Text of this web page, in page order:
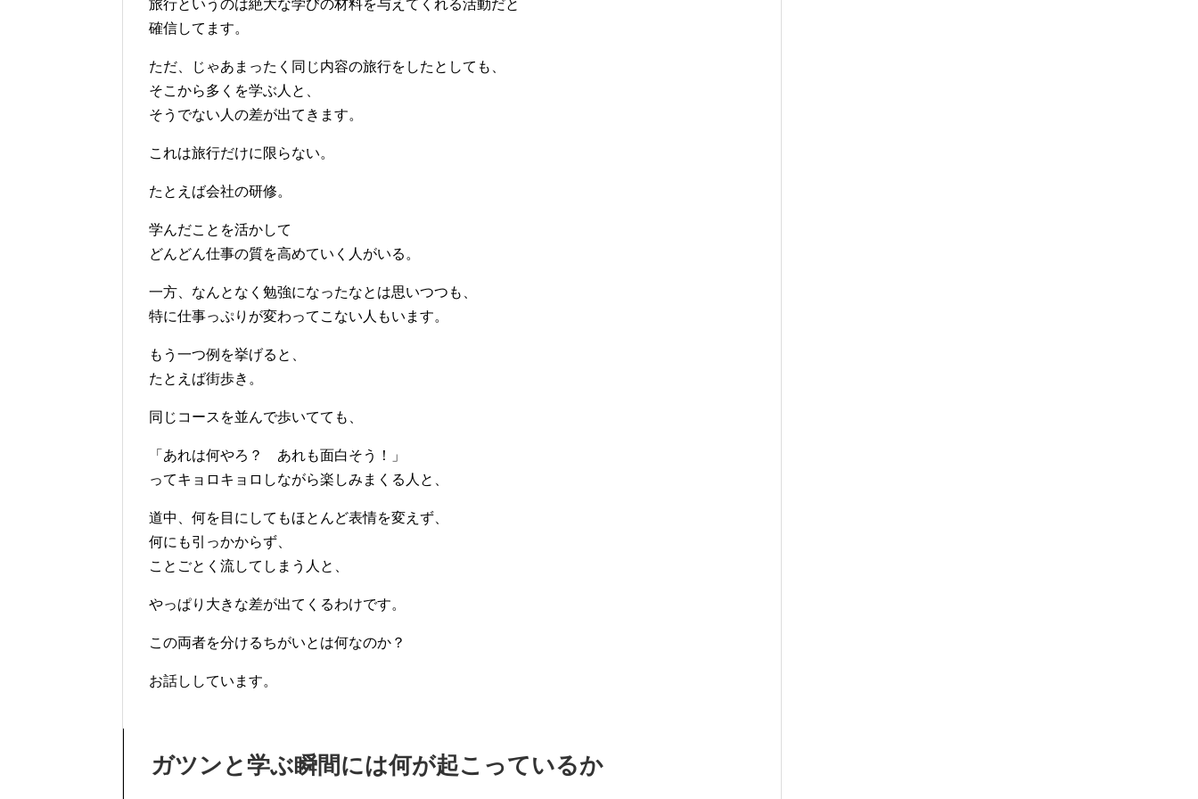
旅行というのは絶大な学びの材料を与えてくれる活動だと
確信してます。
ただ、じゃあまったく同じ内容の旅行をしたとしても、
そこから多くを学ぶ人と、
そうでない人の差が出てきます。
これは旅行だけに限らない。
たとえば会社の研修。
学んだことを活かして
どんどん仕事の質を高めていく人がいる。
一方、なんとなく勉強になったなとは思いつつも、
特に仕事っぷりが変わってこない人もいます。
もう一つ例を挙げると、
たとえば街歩き。
同じコースを並んで歩いてても、
「あれは何やろ？ あれも面白そう！」
ってキョロキョロしながら楽しみまくる人と、
道中、何を目にしてもほとんど表情を変えず、
何にも引っかからず、
ことごとく流してしまう人と、
やっぱり大きな差が出てくるわけです。
この両者を分けるちがいとは何なのか？
お話ししています。
ガツンと学ぶ瞬間には何が起こっているか